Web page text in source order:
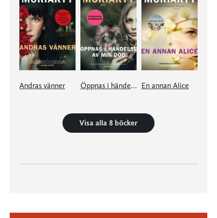
Andras vänner Öppnas i händelse av min död En annan Alice
Visa alla 8 böcker